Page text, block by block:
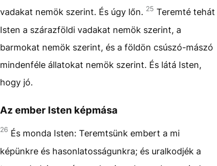
vadakat nemök szerint. És úgy lőn. 25 Teremté tehát
Isten a szárazföldi vadakat nemök szerint, a
barmokat nemök szerint, és a földön csúszó-mászó
mindenféle állatokat nemök szerint. És látá Isten,
hogy jó.
Az ember Isten képmása
26 És monda Isten: Teremtsünk embert a mi
képünkre és hasonlatosságunkra; és uralkodjék a